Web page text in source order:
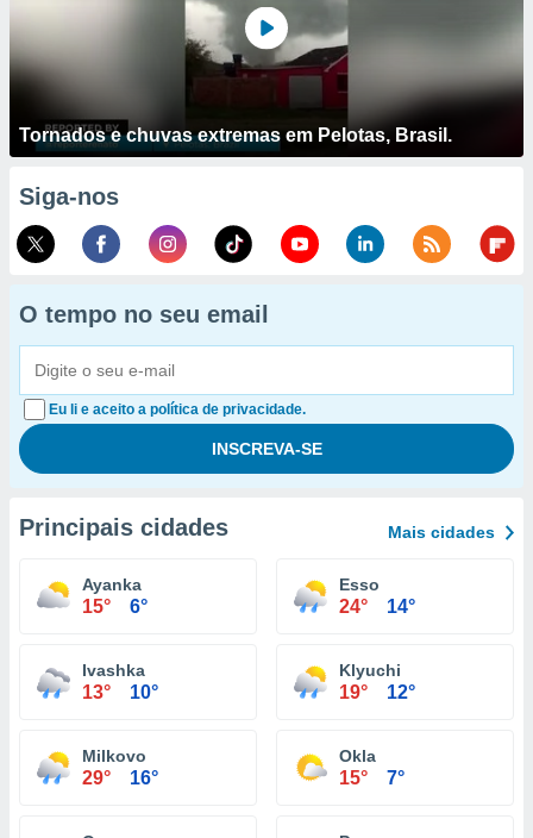
Tornados e chuvas extremas em Pelotas, Brasil.
Siga-nos
O tempo no seu email
Eu li e aceito a política de privacidade.
Principais cidades Mais cidades
Ayanka
15° 6°
Esso
24° 14°
Ivashka
13° 10°
Klyuchi
19° 12°
Milkovo
29° 16°
Okla
15° 7°